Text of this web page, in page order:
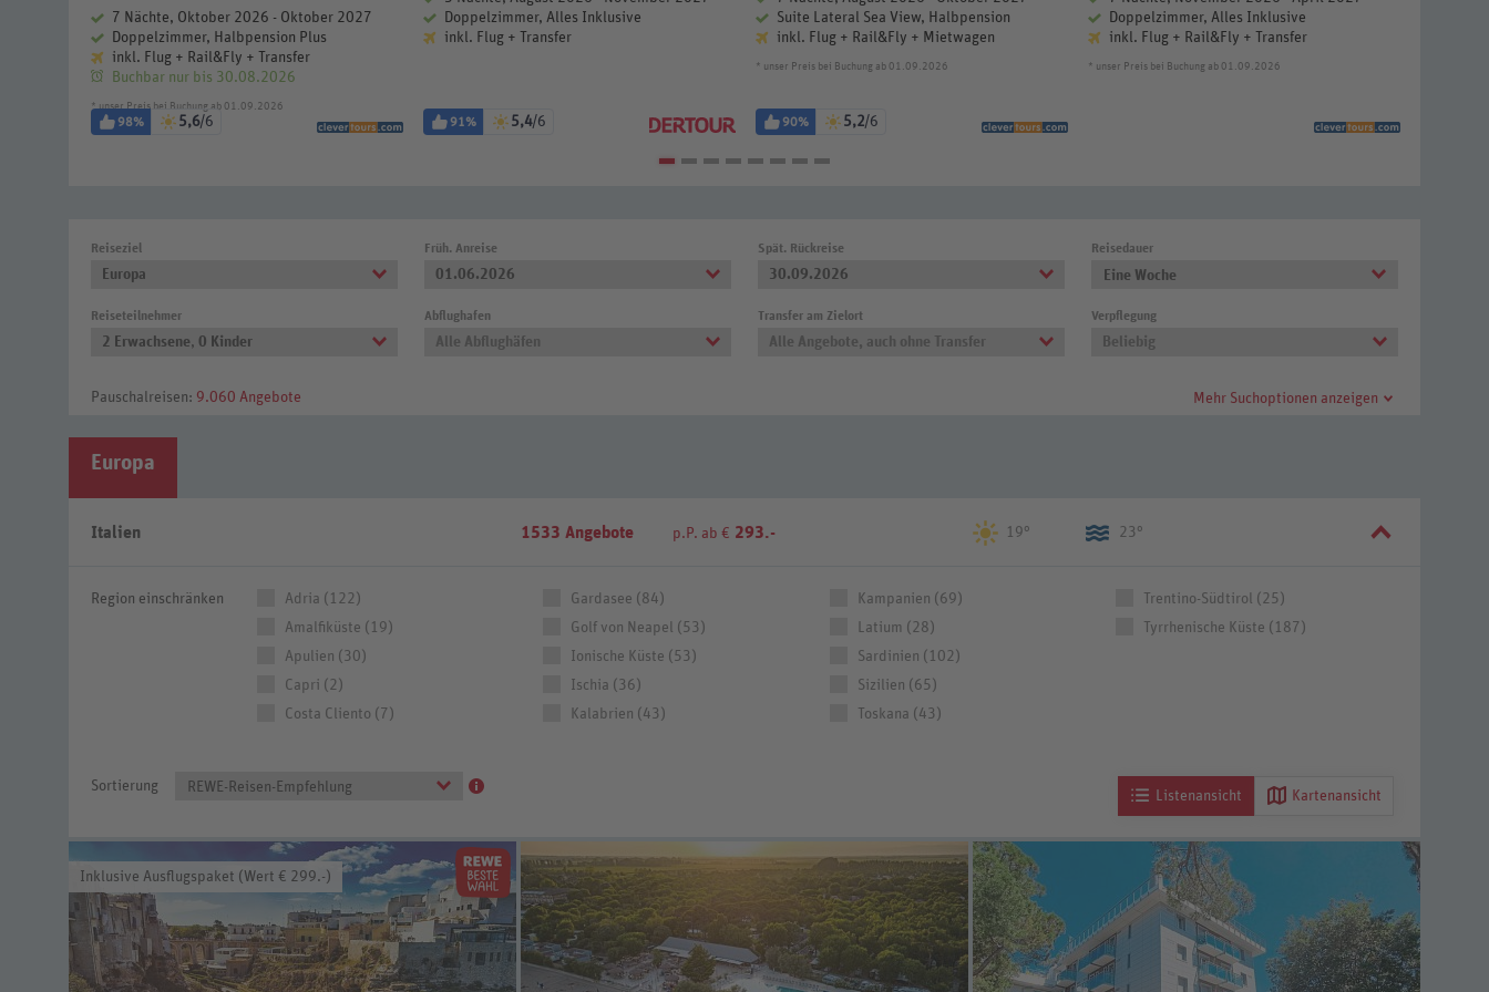
7 Nächte, Oktober 2026 - Oktober 2027
Doppelzimmer, Halbpension Plus
inkl. Flug + Rail&Fly + Transfer
Buchbar nur bis 30.08.2026
* unser Preis bei Buchung ab 01.09.2026
98% 5,6/6
Doppelzimmer, Alles Inklusive
inkl. Flug + Transfer
91% 5,4/6
Suite Lateral Sea View, Halbpension
inkl. Flug + Rail&Fly + Mietwagen
* unser Preis bei Buchung ab 01.09.2026
90% 5,2/6
Doppelzimmer, Alles Inklusive
inkl. Flug + Rail&Fly + Transfer
* unser Preis bei Buchung ab 01.09.2026
Reiseziel
Europa
Früh. Anreise
01.06.2026
Spät. Rückreise
30.09.2026
Reisedauer
Eine Woche
Reiseteilnehmer
2 Erwachsene, 0 Kinder
Abflughafen
Alle Abflughäfen
Transfer am Zielort
Alle Angebote, auch ohne Transfer
Verpflegung
Beliebig
Pauschalreisen: 9.060 Angebote Mehr Suchoptionen anzeigen
Europa
Italien 1533 Angebote p.P. ab € 293.- 19° 23°
Region einschränken
Adria (122)
Amalfiküste (19)
Apulien (30)
Capri (2)
Costa Cliento (7)
Gardasee (84)
Golf von Neapel (53)
Ionische Küste (53)
Ischia (36)
Kalabrien (43)
Kampanien (69)
Latium (28)
Sardinien (102)
Sizilien (65)
Toskana (43)
Trentino-Südtirol (25)
Tyrrhenische Küste (187)
Sortierung REWE-Reisen-Empfehlung
Listenansicht Kartenansicht
Inklusive Ausflugspaket (Wert € 299.-)